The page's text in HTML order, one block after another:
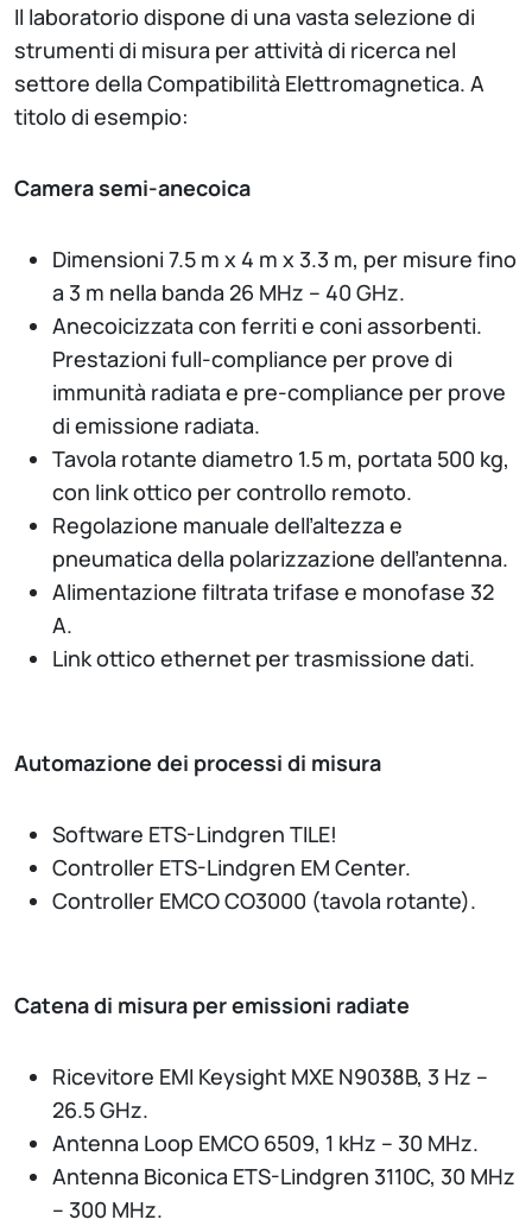
Il laboratorio dispone di una vasta selezione di
strumenti di misura per attività di ricerca nel
settore della Compatibilità Elettromagnetica. A
titolo di esempio:
Camera semi-anecoica
Dimensioni 7.5 m x 4 m x 3.3 m, per misure fino
a 3 m nella banda 26 MHz – 40 GHz.
Anecoicizzata con ferriti e coni assorbenti.
Prestazioni full-compliance per prove di
immunità radiata e pre-compliance per prove
di emissione radiata.
Tavola rotante diametro 1.5 m, portata 500 kg,
con link ottico per controllo remoto.
Regolazione manuale dell’altezza e
pneumatica della polarizzazione dell’antenna.
Alimentazione filtrata trifase e monofase 32
A.
Link ottico ethernet per trasmissione dati.
Automazione dei processi di misura
Software ETS-Lindgren TILE!
Controller ETS-Lindgren EM Center.
Controller EMCO CO3000 (tavola rotante).
Catena di misura per emissioni radiate
Ricevitore EMI Keysight MXE N9038B, 3 Hz –
26.5 GHz.
Antenna Loop EMCO 6509, 1 kHz – 30 MHz.
Antenna Biconica ETS-Lindgren 3110C, 30 MHz
– 300 MHz.